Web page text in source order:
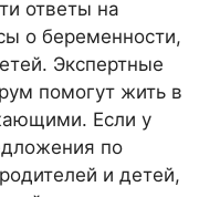
ответы на
о беременности,
Экспертные
помогут жить в
Если у
по
и детей,